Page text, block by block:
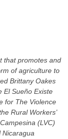
that promotes and
of agriculture to
Brittany Oakes
El Sueño Existe
for The Violence
Rural Workers’
(LVC)
Nicaragua